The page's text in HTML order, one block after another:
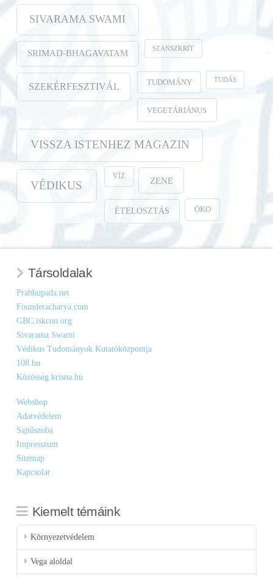
SIVARAMA SWAMI
SRIMAD-BHAGAVATAM SZANSZKRIT
SZEKÉRFESZTIVÁL TUDOMÁNY TUDÁS
VEGETÁRIÁNUS
VISSZA ISTENHEZ MAGAZIN
VÉDIKUS
VÍZ ZENE
ÉTELOSZTÁS ÖKO
Társoldalak
Prabhupada.net
Founderacharya.com
GBC.iskcon.org
Sivarama Swami
Védikus Tudományok Kutatóközpontja
108.hu
Közösség.krisna.hu
Webshop
Adatvédelem
Sajtószoba
Impresszum
Sitemap
Kapcsolat
Kiemelt témáink
Környezetvédelem
Vega aloldal